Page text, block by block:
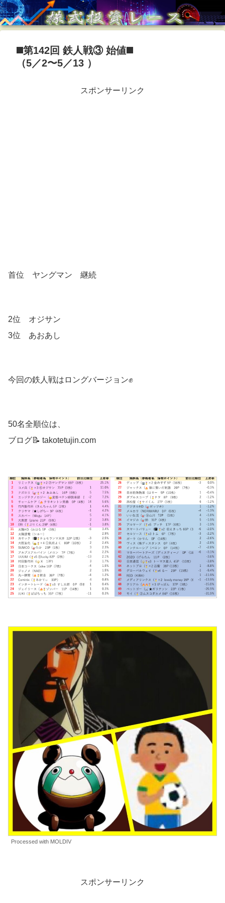
◼️第142回 鉄人戦③ 始値◼️
（5／2〜5／13 ）
スポンサーリンク
首位 ヤングマン 継続
2位 オジサン
3位 あおあし
今回の鉄人戦はロングバージョン✊
50名全順位は、
ブログ📝 takotetujin.com
Processed with MOLDIV
スポンサーリンク